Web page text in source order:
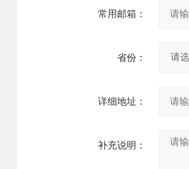
常用邮箱：
省份：
详细地址：
补充说明：